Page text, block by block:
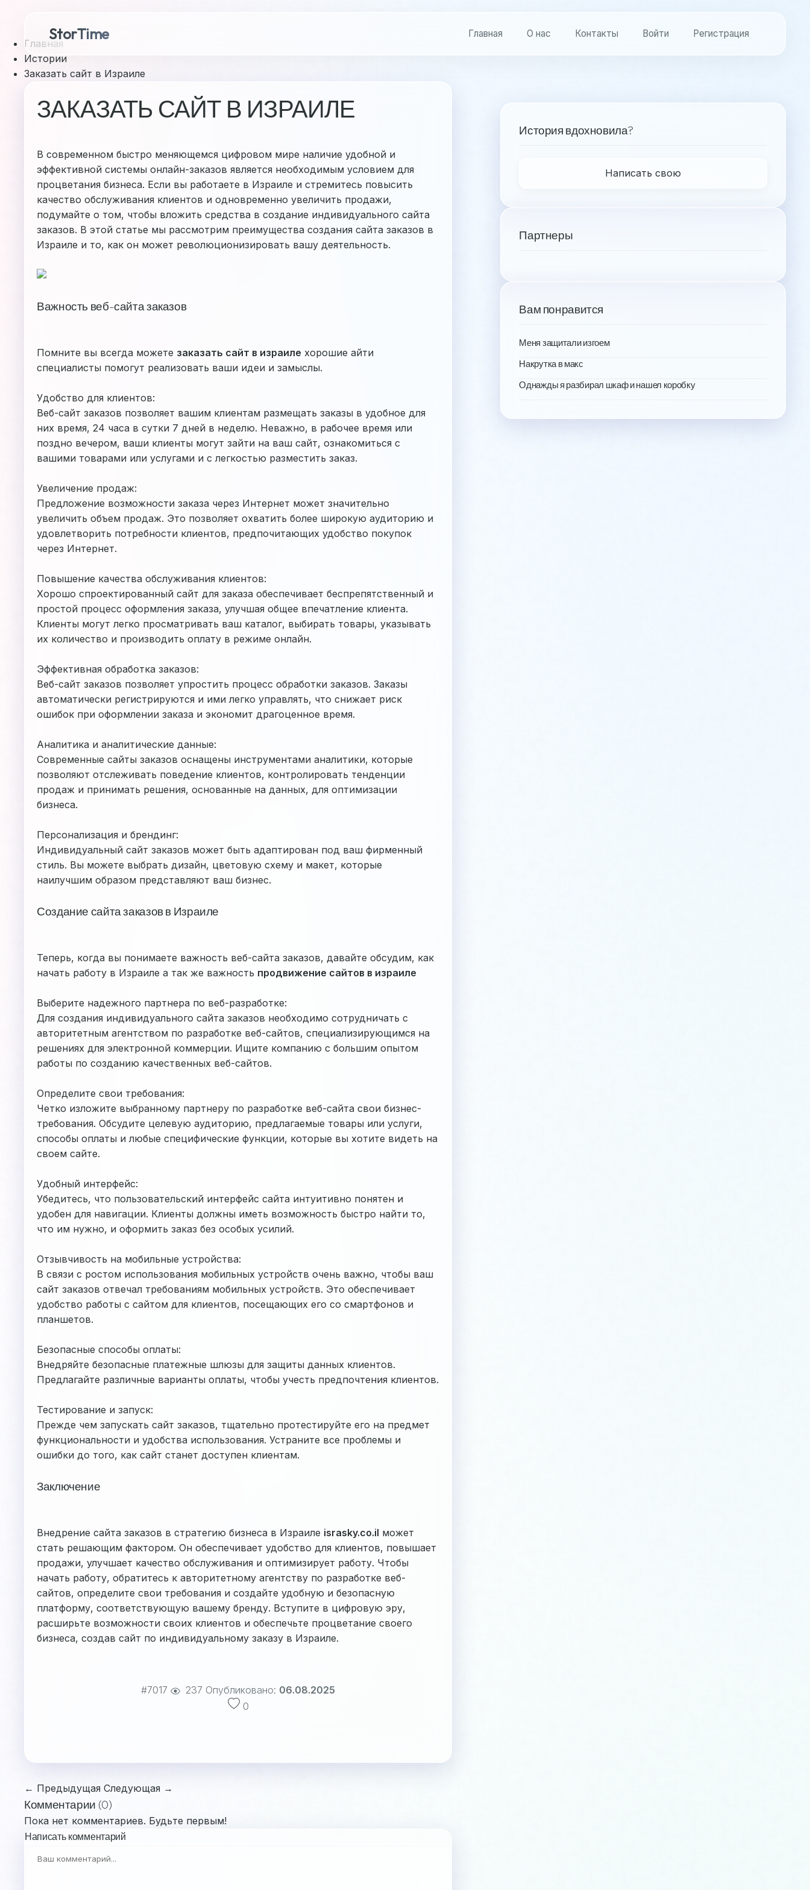
StorTime Главная О нас Контакты Войти Регистрация
Главная
Истории
Заказать сайт в Израиле
ЗАКАЗАТЬ САЙТ В ИЗРАИЛЕ
В современном быстро меняющемся цифровом мире наличие удобной и
эффективной системы онлайн-заказов является необходимым условием для
процветания бизнеса. Если вы работаете в Израиле и стремитесь повысить
качество обслуживания клиентов и одновременно увеличить продажи,
подумайте о том, чтобы вложить средства в создание индивидуального сайта
заказов. В этой статье мы рассмотрим преимущества создания сайта заказов в
Израиле и то, как он может революционизировать вашу деятельность.
Важность веб-сайта заказов
Помните вы всегда можете заказать сайт в израиле хорошие айти
специалисты помогут реализовать ваши идеи и замыслы.
Удобство для клиентов:
Веб-сайт заказов позволяет вашим клиентам размещать заказы в удобное для
них время, 24 часа в сутки 7 дней в неделю. Неважно, в рабочее время или
поздно вечером, ваши клиенты могут зайти на ваш сайт, ознакомиться с
вашими товарами или услугами и с легкостью разместить заказ.
Увеличение продаж:
Предложение возможности заказа через Интернет может значительно
увеличить объем продаж. Это позволяет охватить более широкую аудиторию и
удовлетворить потребности клиентов, предпочитающих удобство покупок
через Интернет.
Повышение качества обслуживания клиентов:
Хорошо спроектированный сайт для заказа обеспечивает беспрепятственный и
простой процесс оформления заказа, улучшая общее впечатление клиента.
Клиенты могут легко просматривать ваш каталог, выбирать товары, указывать
их количество и производить оплату в режиме онлайн.
Эффективная обработка заказов:
Веб-сайт заказов позволяет упростить процесс обработки заказов. Заказы
автоматически регистрируются и ими легко управлять, что снижает риск
ошибок при оформлении заказа и экономит драгоценное время.
Аналитика и аналитические данные:
Современные сайты заказов оснащены инструментами аналитики, которые
позволяют отслеживать поведение клиентов, контролировать тенденции
продаж и принимать решения, основанные на данных, для оптимизации
бизнеса.
Персонализация и брендинг:
Индивидуальный сайт заказов может быть адаптирован под ваш фирменный
стиль. Вы можете выбрать дизайн, цветовую схему и макет, которые
наилучшим образом представляют ваш бизнес.
Создание сайта заказов в Израиле
Теперь, когда вы понимаете важность веб-сайта заказов, давайте обсудим, как
начать работу в Израиле а так же важность продвижение сайтов в израиле
Выберите надежного партнера по веб-разработке:
Для создания индивидуального сайта заказов необходимо сотрудничать с
авторитетным агентством по разработке веб-сайтов, специализирующимся на
решениях для электронной коммерции. Ищите компанию с большим опытом
работы по созданию качественных веб-сайтов.
Определите свои требования:
Четко изложите выбранному партнеру по разработке веб-сайта свои бизнес-
требования. Обсудите целевую аудиторию, предлагаемые товары или услуги,
способы оплаты и любые специфические функции, которые вы хотите видеть на
своем сайте.
Удобный интерфейс:
Убедитесь, что пользовательский интерфейс сайта интуитивно понятен и
удобен для навигации. Клиенты должны иметь возможность быстро найти то,
что им нужно, и оформить заказ без особых усилий.
Отзывчивость на мобильные устройства:
В связи с ростом использования мобильных устройств очень важно, чтобы ваш
сайт заказов отвечал требованиям мобильных устройств. Это обеспечивает
удобство работы с сайтом для клиентов, посещающих его со смартфонов и
планшетов.
Безопасные способы оплаты:
Внедряйте безопасные платежные шлюзы для защиты данных клиентов.
Предлагайте различные варианты оплаты, чтобы учесть предпочтения клиентов.
Тестирование и запуск:
Прежде чем запускать сайт заказов, тщательно протестируйте его на предмет
функциональности и удобства использования. Устраните все проблемы и
ошибки до того, как сайт станет доступен клиентам.
Заключение
Внедрение сайта заказов в стратегию бизнеса в Израиле israsky.co.il может
стать решающим фактором. Он обеспечивает удобство для клиентов, повышает
продажи, улучшает качество обслуживания и оптимизирует работу. Чтобы
начать работу, обратитесь к авторитетному агентству по разработке веб-
сайтов, определите свои требования и создайте удобную и безопасную
платформу, соответствующую вашему бренду. Вступите в цифровую эру,
расширьте возможности своих клиентов и обеспечьте процветание своего
бизнеса, создав сайт по индивидуальному заказу в Израиле.
#7017 237 Опубликовано: 06.08.2025
0
← Предыдущая Следующая →
Комментарии (0)
Пока нет комментариев. Будьте первым!
Написать комментарий
История вдохновила?
Написать свою
Партнеры
Вам понравится
Меня защитали изгоем
Накрутка в макс
Однажды я разбирал шкаф и нашел коробку